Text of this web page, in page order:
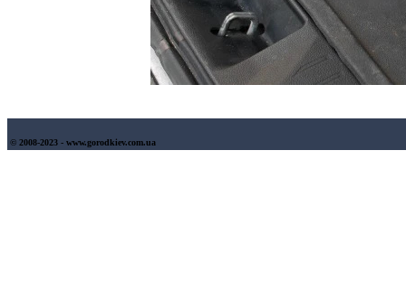
© 2008-2023 - www.gorodkiev.com.ua